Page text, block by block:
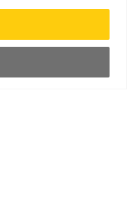
o sentimento.